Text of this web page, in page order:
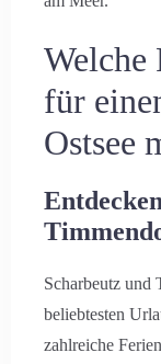
Welche
für
Ostsee
Scharbeutz und
beliebtesten
zahlreiche